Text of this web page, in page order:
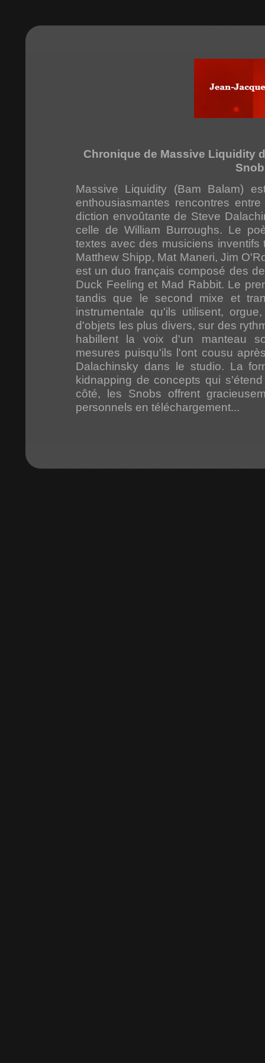
Chronique de Massive Liquidity
Massive Liquidity (Bam Balam)
enthousiasmantes rencontres
diction envoûtante de Steve
celle de William Burroughs. Le
textes avec des musiciens inventifs
Matthew Shipp, Mat Maneri, Jim
est un duo français composé des
Duck Feeling et Mad Rabbit. Le
tandis que le second mixe et
instrumentale qu'ils utilisent,
d'objets les plus divers, sur des
habillent la voix d'un manteau
mesures puisqu'ils l'ont cousu
Dalachinsky dans le studio. La
kidnapping de concepts qui
côté, les Snobs offrent
personnels en téléchargement...